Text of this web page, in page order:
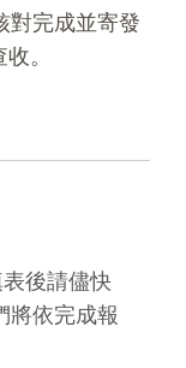
對完成並寄發
。
後請儘快
將依完成報